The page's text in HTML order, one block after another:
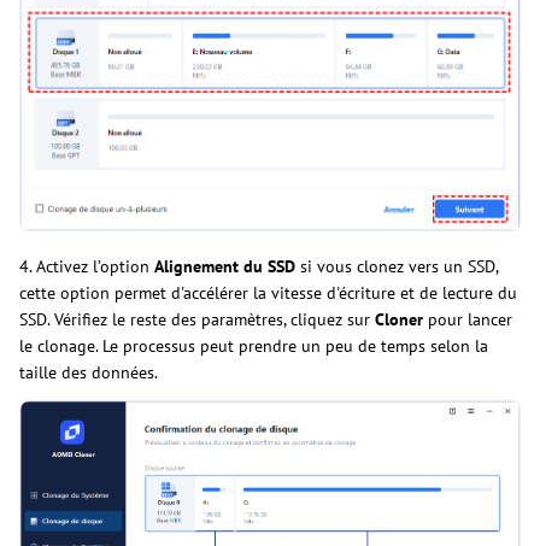
4. Activez l’option Alignement du SSD si vous clonez vers un SSD,
cette option permet d'accélérer la vitesse d'écriture et de lecture du
SSD. Vérifiez le reste des paramètres, cliquez sur Cloner pour lancer
le clonage. Le processus peut prendre un peu de temps selon la
taille des données.